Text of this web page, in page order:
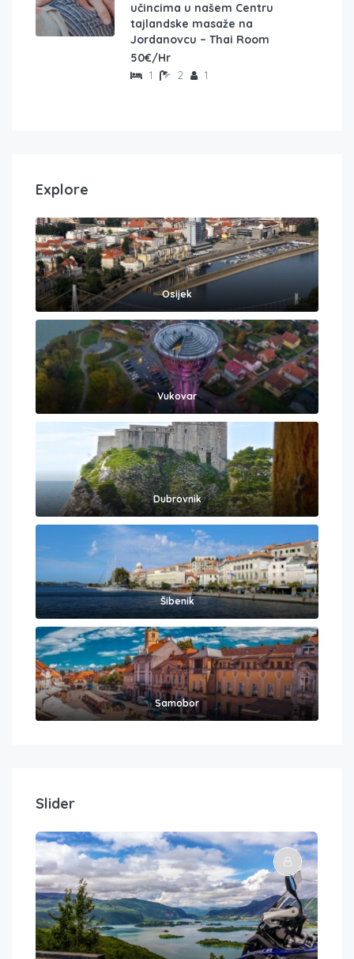
učincima u našem Centru
tajlandske masaže na
Jordanovcu – Thai Room
50€/Hr
1 2 1
Explore
Osijek
Vukovar
Dubrovnik
Šibenik
Samobor
Slider